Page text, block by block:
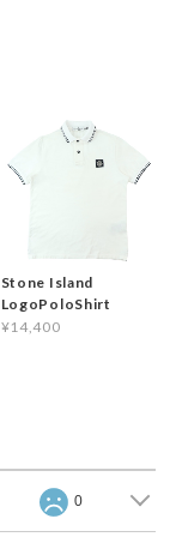
Stone Island
LogoPoloShirt
¥14,400
0